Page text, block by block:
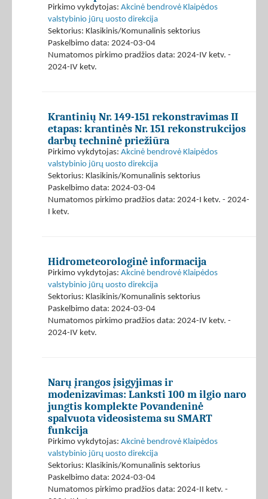
Pirkimo vykdytojas: Akcinė bendrovė Klaipėdos
valstybinio jūrų uosto direkcija
Sektorius: Klasikinis/Komunalinis sektorius
Paskelbimo data: 2024-03-04
Numatomos pirkimo pradžios data: 2024-IV ketv. -
2024-IV ketv.
Krantinių Nr. 149-151 rekonstravimas II
etapas: krantinės Nr. 151 rekonstrukcijos
darbų techninė priežiūra
Pirkimo vykdytojas: Akcinė bendrovė Klaipėdos
valstybinio jūrų uosto direkcija
Sektorius: Klasikinis/Komunalinis sektorius
Paskelbimo data: 2024-03-04
Numatomos pirkimo pradžios data: 2024-I ketv. - 2024-
I ketv.
Hidrometeorologinė informacija
Pirkimo vykdytojas: Akcinė bendrovė Klaipėdos
valstybinio jūrų uosto direkcija
Sektorius: Klasikinis/Komunalinis sektorius
Paskelbimo data: 2024-03-04
Numatomos pirkimo pradžios data: 2024-IV ketv. -
2024-IV ketv.
Narų įrangos įsigyjimas ir
modenizavimas: Lanksti 100 m ilgio naro
jungtis komplekte Povandeninė
spalvuota videosistema su SMART
funkcija
Pirkimo vykdytojas: Akcinė bendrovė Klaipėdos
valstybinio jūrų uosto direkcija
Sektorius: Klasikinis/Komunalinis sektorius
Paskelbimo data: 2024-03-04
Numatomos pirkimo pradžios data: 2024-II ketv. -